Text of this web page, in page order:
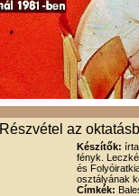
Részvétel az
Készítők:
fényk.
és
osztályának
Címkék: